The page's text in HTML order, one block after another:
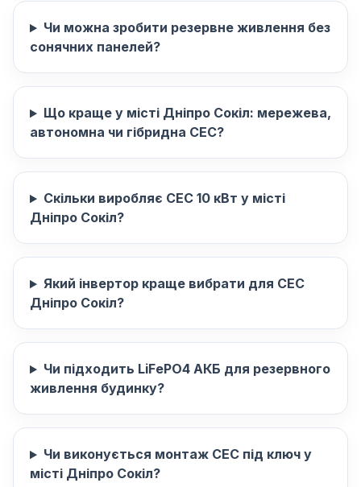
Чи можна зробити резервне живлення без
сонячних панелей?
Що краще у місті Дніпро Сокіл: мережева,
автономна чи гібридна СЕС?
Скільки виробляє СЕС 10 кВт у місті
Дніпро Сокіл?
Який інвертор краще вибрати для СЕС
Дніпро Сокіл?
Чи підходить LiFePO4 АКБ для резервного
живлення будинку?
Чи виконується монтаж СЕС під ключ у
місті Дніпро Сокіл?